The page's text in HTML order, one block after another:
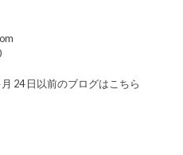
24 日以前のブログはこちら